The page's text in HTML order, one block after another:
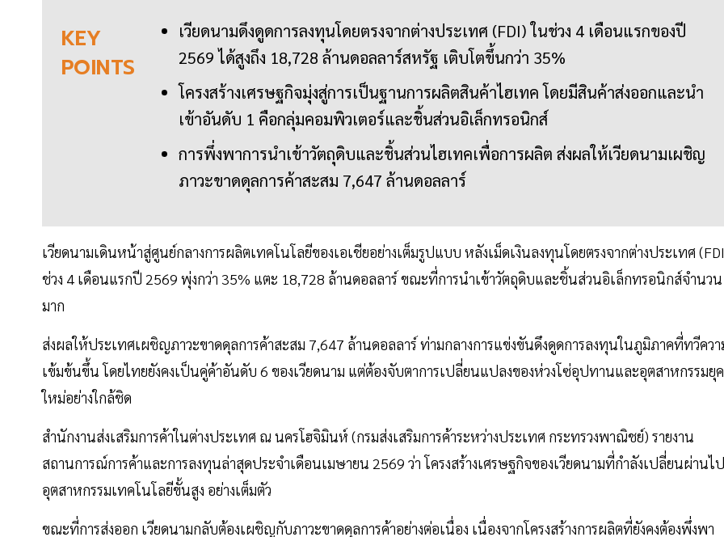
KEY
POINTS
เวียดนามดึงดูดการลงทุนโดยตรงจากต่างประเทศ (FDI) ในช่วง 4 เดือนแรกของปี
2569 ได้สูงถึง 18,728 ล้านดอลลาร์สหรัฐ เติบโตขึ้นกว่า 35%
โครงสร้างเศรษฐกิจมุ่งสู่การเป็นฐานการผลิตสินค้าไฮเทค โดยมีสินค้าส่งออกและนำ
เข้าอันดับ 1 คือกลุ่มคอมพิวเตอร์และชิ้นส่วนอิเล็กทรอนิกส์
การพึ่งพาการนำเข้าวัตถุดิบและชิ้นส่วนไฮเทคเพื่อการผลิต ส่งผลให้เวียดนามเผชิญ
ภาวะขาดดุลการค้าสะสม 7,647 ล้านดอลลาร์
เวียดนามเดินหน้าสู่ศูนย์กลางการผลิตเทคโนโลยีของเอเชียอย่างเต็มรูปแบบ หลังเม็ดเงินลงทุนโดยตรงจากต่างประเทศ
ช่วง 4 เดือนแรกปี 2569 พุ่งกว่า 35% แตะ 18,728 ล้านดอลลาร์ ขณะที่การนำเข้าวัตถุดิบและชิ้นส่วนอิเล็กทรอนิกส์จำนวน
มาก
ส่งผลให้ประเทศเผชิญภาวะขาดดุลการค้าสะสม 7,647 ล้านดอลลาร์ ท่ามกลางการแข่งขันดึงดูดการลงทุนในภูมิภาคที่ทวีคว
เข้มข้นขึ้น โดยไทยยังคงเป็นคู่ค้าอันดับ 6 ของเวียดนาม แต่ต้องจับตาการเปลี่ยนแปลงของห่วงโซ่อุปทานและอุตสาหกรรมยุค
ใหม่อย่างใกล้ชิด
สำนักงานส่งเสริมการค้าในต่างประเทศ ณ นครโฮจิมินห์ (กรมส่งเสริมการค้าระหว่างประเทศ กระทรวงพาณิชย์) รายงาน
สถานการณ์การค้าและการลงทุนล่าสุดประจำเดือนเมษายน 2569 ว่า โครงสร้างเศรษฐกิจของเวียดนามที่กำลังเปลี่ยนผ่านไ
อุตสาหกรรมเทคโนโลยีขั้นสูง อย่างเต็มตัว
ขณะที่การส่งออก เวียดนามกลับต้องเผชิญกับภาวะขาดดุลการค้าอย่างต่อเนื่อง เนื่องจากโครงสร้างการผลิตที่ยังคงต้องพึ่งพา